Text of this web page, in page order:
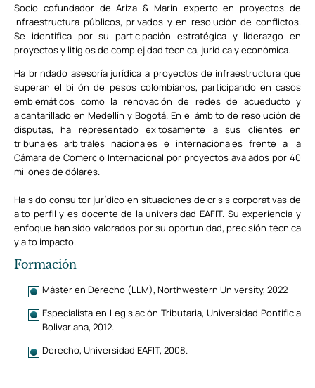
Socio cofundador de Ariza & Marín experto en proyectos de
infraestructura públicos, privados y en resolución de conflictos.
Se identifica por su participación estratégica y liderazgo en
proyectos y litigios de complejidad técnica, jurídica y económica.
Ha brindado asesoría jurídica a proyectos de infraestructura que
superan el billón de pesos colombianos, participando en casos
emblemáticos como la renovación de redes de acueducto y
alcantarillado en Medellín y Bogotá. En el ámbito de resolución de
disputas, ha representado exitosamente a sus clientes en
tribunales arbitrales nacionales e internacionales frente a la
Cámara de Comercio Internacional por proyectos avalados por 40
millones de dólares.
Ha sido consultor jurídico en situaciones de crisis corporativas de
alto perfil y es docente de la universidad EAFIT. Su experiencia y
enfoque han sido valorados por su oportunidad, precisión técnica
y alto impacto.
Formación
Máster en Derecho (LLM), Northwestern University, 2022
Especialista en Legislación Tributaria, Universidad Pontificia
Bolivariana, 2012.
Derecho, Universidad EAFIT, 2008.